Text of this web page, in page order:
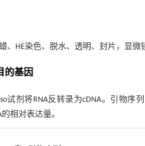
HE染色、脱水、透明、封片，显微
的基因
试剂将RNA反转录为cDNA。引物
相对表达量。